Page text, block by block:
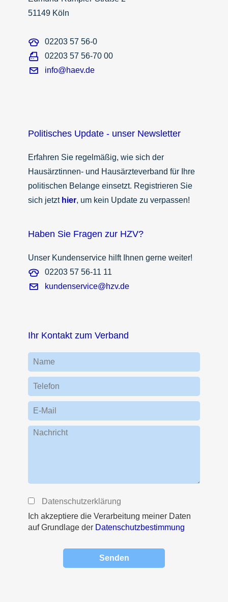
51149 Köln
02203 57 56-0
02203 57 56-70 00
info@haev.de
Politisches Update - unser Newsletter
Erfahren Sie regelmäßig, wie sich der
Hausärztinnen- und Hausärzteverband für Ihre
politischen Belange einsetzt. Registrieren Sie
sich jetzt hier, um kein Update zu verpassen!
Haben Sie Fragen zur HZV?
Unser Kundenservice hilft Ihnen gerne weiter!
02203 57 56-11 11
kundenservice@hzv.de
Ihr Kontakt zum Verband
Name
Telefon
E-Mail
Nachricht
Datenschutzerklärung
Ich akzeptiere die Verarbeitung meiner Daten
auf Grundlage der Datenschutzbestimmung